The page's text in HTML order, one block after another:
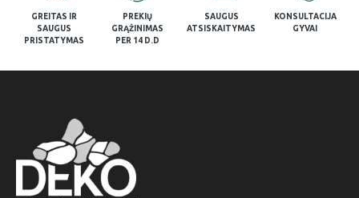
GREITAS IR
SAUGUS
PRISTATYMAS
PREKIŲ
GRĄŽINIMAS
PER 14 D.D
SAUGUS
ATSISKAITYMAS
KONSULTACIJA
GYVAI